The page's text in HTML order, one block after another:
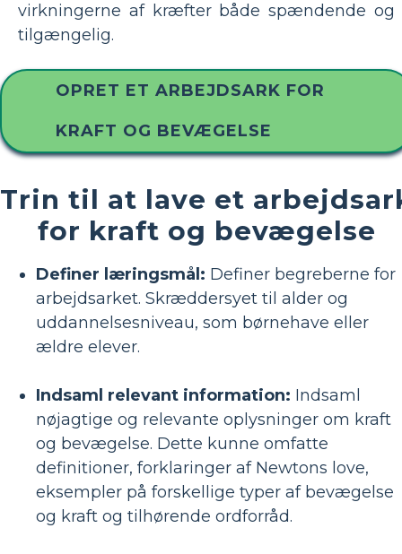
virkningerne af kræfter både spændende og
tilgængelig.
OPRET ET ARBEJDSARK FOR
KRAFT OG BEVÆGELSE
Trin til at lave et
for kraft og bevægelse
Definer læringsmål: Definer begreberne for
arbejdsarket. Skræddersyet til alder og
uddannelsesniveau, som børnehave eller
ældre elever.
Indsaml relevant information: Indsaml
nøjagtige og relevante oplysninger om kraft
og bevægelse. Dette kunne omfatte
definitioner, forklaringer af Newtons love,
eksempler på forskellige typer af bevægelse
og kraft og tilhørende ordforråd.